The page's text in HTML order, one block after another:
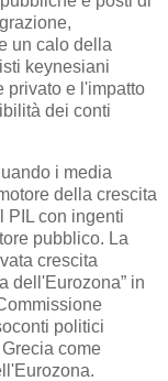
un calo della
keynesiani
privato e l'impatto
dei conti
i media
della crescita
PIL con ingenti
pubblico. La
crescita
dell'Eurozona” in
politici
come